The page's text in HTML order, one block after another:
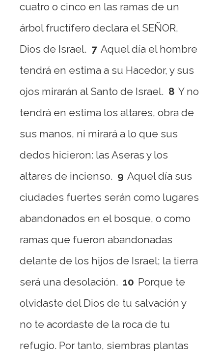
cuatro o cinco en las ramas de un
árbol fructífero declara el SEÑOR,
Dios de Israel. 7 Aquel día el hombre
tendrá en estima a su Hacedor, y sus
ojos mirarán al Santo de Israel. 8 Y no
tendrá en estima los altares, obra de
sus manos, ni mirará a lo que sus
dedos hicieron: las Aseras y los
altares de incienso. 9 Aquel día sus
ciudades fuertes serán como lugares
abandonados en el bosque, o como
ramas que fueron abandonadas
delante de los hijos de Israel; la tierra
será una desolación. 10 Porque te
olvidaste del Dios de tu salvación y
no te acordaste de la roca de tu
refugio. Por tanto, siembras plantas